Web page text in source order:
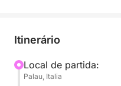
quem quer vivenciar o
pressa.
Itinerário
Local de partida:
Palau, Italia